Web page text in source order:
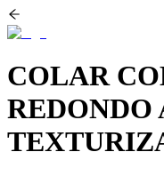
COLAR
REDONDO